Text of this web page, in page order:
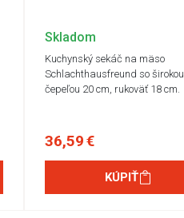
Skladom
Kuchynský sekáč na mäso
Schlachthausfreund so širokou
čepeľou 20 cm, rukoväť 18 cm.
36,59 €
KÚPIŤ